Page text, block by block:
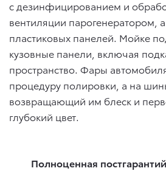
с дезинфицированием и
вентиляции парогенератором, а
пластиковых панелей. Мойке
кузовные панели, включая
пространство. Фары
процедуру полировки, а на
возвращающий им блеск и
глубокий цвет.
Полноценная